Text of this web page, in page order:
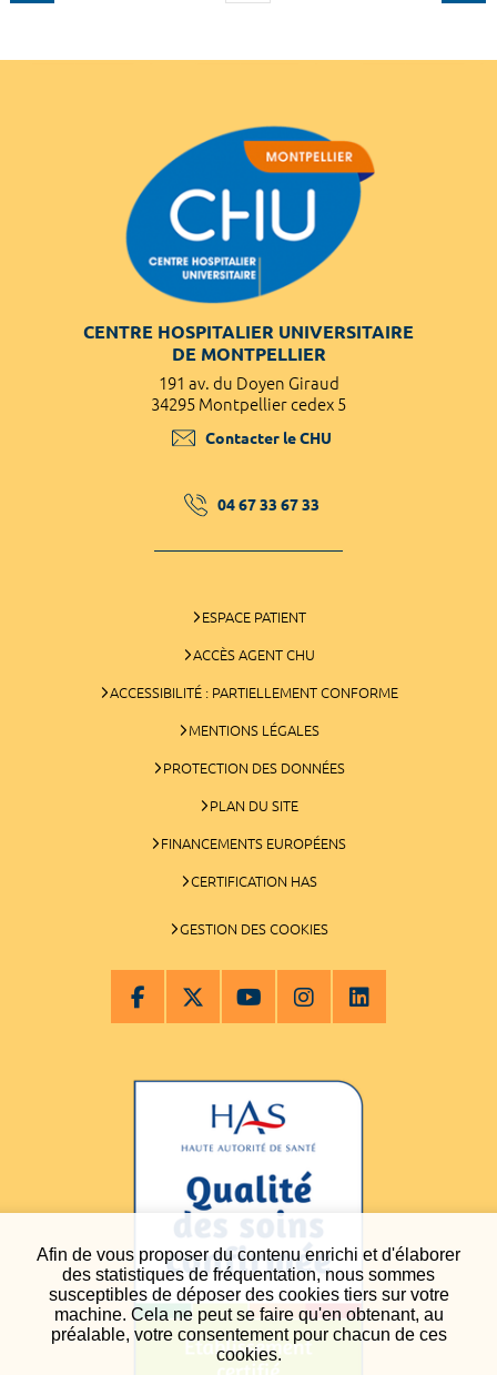
Afin de vous proposer du contenu enrichi et d'élaborer
des statistiques de fréquentation, nous sommes
susceptibles de déposer des cookies tiers sur votre
machine. Cela ne peut se faire qu'en obtenant, au
préalable, votre consentement pour chacun de ces
cookies.
CENTRE HOSPITALIER UNIVERSITAIRE
DE MONTPELLIER
191 av. du Doyen Giraud
34295 Montpellier cedex 5
Contacter le CHU
04 67 33 67 33
ESPACE PATIENT
ACCÈS AGENT CHU
ACCESSIBILITÉ : PARTIELLEMENT CONFORME
MENTIONS LÉGALES
PROTECTION DES DONNÉES
PLAN DU SITE
FINANCEMENTS EUROPÉENS
CERTIFICATION HAS
GESTION DES COOKIES